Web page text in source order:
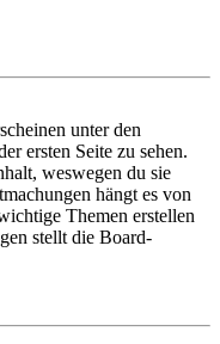
unter den
ersten Seite zu sehen.
weswegen du sie
hängt es von
Themen erstellen
stellt die Board-